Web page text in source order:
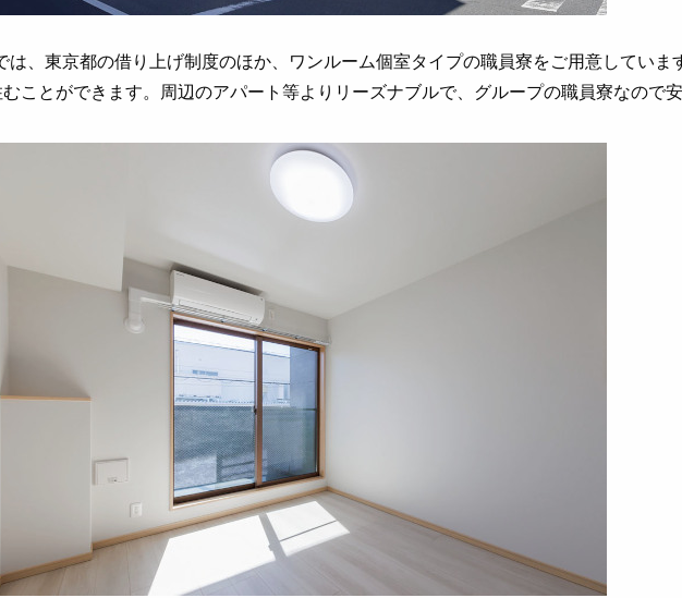
は、東京都の借り上げ制度のほか、ワンルーム個室タイプの職員寮をご用意していま
ことができます。周辺のアパート等よりリーズナブルで、グループの職員寮なので